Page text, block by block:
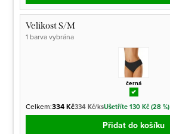
Velikost S/M
1 barva vybrána
černá
Celkem:334 Kč334 Kč/ksUšetříte 130 Kč (28 %)
Přidat do košíku